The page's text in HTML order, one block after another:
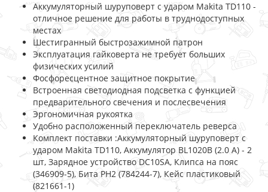
Аккумуляторный шуруповерт с ударом Makita TD110 -
отличное решение для работы в труднодоступных
местах
Шестигранный быстрозажимной патрон
Эксплуатация гайковерта не требует больших
физических усилий
Фосфоресцентное защитное покрытие
Встроенная светодиодная подсветка с функцией
предварительного свечения и послесвечения
Эргономичная рукоятка
Удобно расположенный переключатель реверса
Комплект поставки :Аккумуляторный шуруповерт с
ударом Makita TD110, Аккумулятор BL1020B (2.0 А) - 2
шт, Зарядное устройство DC10SA, Клипса на пояс
(346909-5), Бита PH2 (784244-7), Кейс пластиковый
(821661-1)